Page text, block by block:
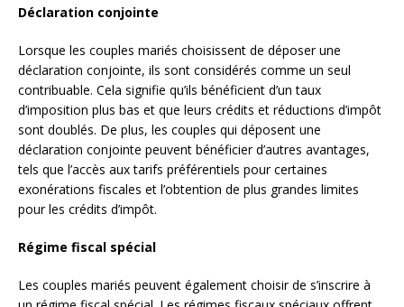
Déclaration conjointe
Lorsque les couples mariés choisissent de déposer une
déclaration conjointe, ils sont considérés comme un seul
contribuable. Cela signifie qu’ils bénéficient d’un taux
d’imposition plus bas et que leurs crédits et réductions d’impôt
sont doublés. De plus, les couples qui déposent une
déclaration conjointe peuvent bénéficier d’autres avantages,
tels que l’accès aux tarifs préférentiels pour certaines
exonérations fiscales et l’obtention de plus grandes limites
pour les crédits d’impôt.
Régime fiscal spécial
Les couples mariés peuvent également choisir de s’inscrire à